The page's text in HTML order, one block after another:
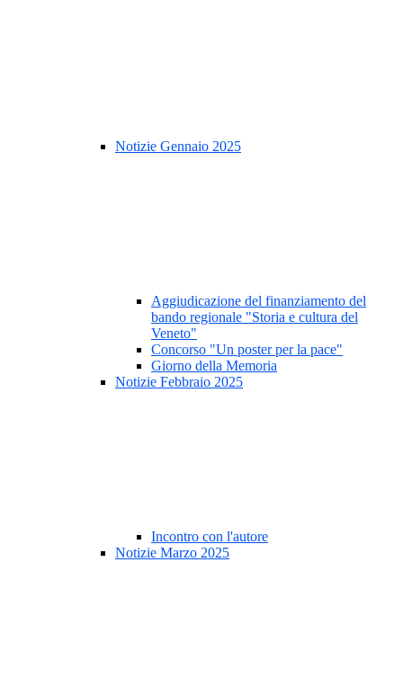
Notizie Gennaio 2025
Aggiudicazione del finanziamento del
bando regionale "Storia e cultura del
Veneto"
Concorso "Un poster per la pace"
Giorno della Memoria
Notizie Febbraio 2025
Incontro con l'autore
Notizie Marzo 2025